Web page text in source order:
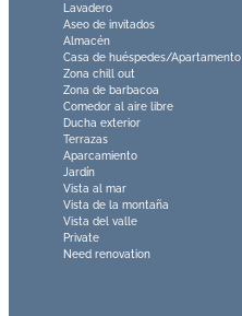
Lavadero
Aseo de invitados
Almacén
Casa de huéspedes/Apartamento
Zona chill out
Zona de barbacoa
Comedor al aire libre
Ducha exterior
Terrazas
Aparcamiento
Jardín
Vista al mar
Vista de la montaña
Vista del valle
Private
Need renovation